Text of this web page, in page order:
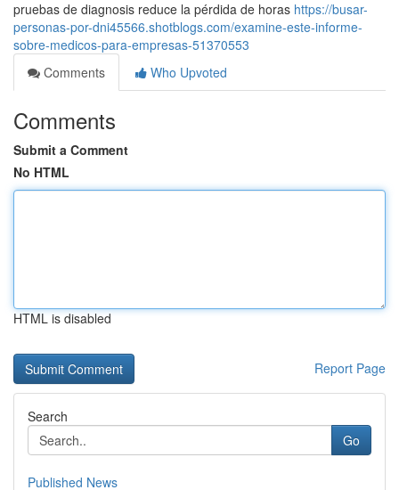
pruebas de diagnosis reduce la pérdida de horas https://busar-
personas-por-dni45566.shotblogs.com/examine-este-informe-
sobre-medicos-para-empresas-51370553
Comments
Who Upvoted
Comments
Submit a Comment
No HTML
HTML is disabled
Report Page
Search
Go
Published News